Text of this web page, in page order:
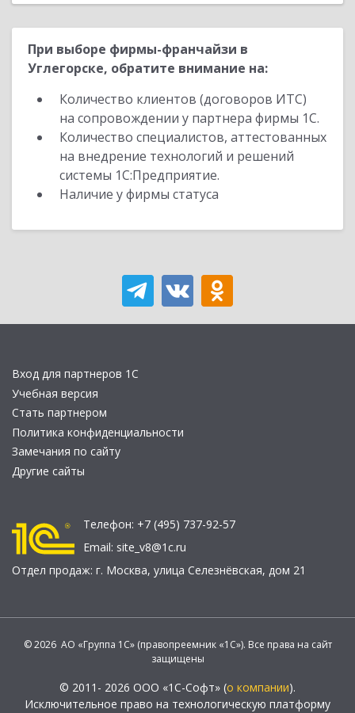
При выборе фирмы-франчайзи в
Углегорске, обратите внимание на:
Количество клиентов (договоров ИТС)
на сопровождении у партнера фирмы 1С.
Количество специалистов, аттестованных
на внедрение технологий и решений
системы 1С:Предприятие.
Наличие у фирмы статуса
Вход для партнеров 1С
Учебная версия
Стать партнером
Политика конфиденциальности
Замечания по сайту
Другие сайты
Телефон: +7 (495) 737-92-57
Email: site_v8@1c.ru
Отдел продаж: г. Москва, улица Селезнёвская, дом 21
© 2026 АО «Группа 1С» (правопреемник «1С»). Все права на сайт
защищены
© 2011- 2026 ООО «1С-Софт» (о компании).
Исключительное право на технологическую платформу